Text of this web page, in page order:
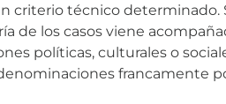
criterio técnico determinado.
de los casos viene
políticas, culturales o
francamente